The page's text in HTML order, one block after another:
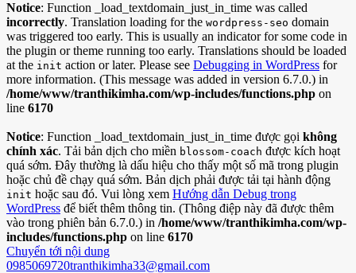
Notice: Function _load_textdomain_just_in_time was called
incorrectly. Translation loading for the wordpress-seo domain
was triggered too early. This is usually an indicator for some code in
the plugin or theme running too early. Translations should be loaded
at the init action or later. Please see Debugging in WordPress for
more information. (This message was added in version 6.7.0.) in
/home/www/tranthikimha.com/wp-includes/functions.php on
line 6170
Notice: Function _load_textdomain_just_in_time được gọi không
chính xác. Tải bản dịch cho miền blossom-coach được kích hoạt
quá sớm. Đây thường là dấu hiệu cho thấy một số mã trong plugin
hoặc chủ đề chạy quá sớm. Bản dịch phải được tải tại hành động
init hoặc sau đó. Vui lòng xem Hướng dẫn Debug trong
WordPress để biết thêm thông tin. (Thông điệp này đã được thêm
vào trong phiên bản 6.7.0.) in /home/www/tranthikimha.com/wp-
includes/functions.php on line 6170
Chuyển tới nội dung
0985069720tranthikimha33@gmail.com